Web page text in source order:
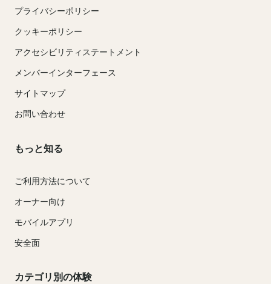
プライバシーポリシー
クッキーポリシー
アクセシビリティステートメント
メンバーインターフェース
サイトマップ
お問い合わせ
もっと知る
ご利用方法について
オーナー向け
モバイルアプリ
安全面
カテゴリ別の体験